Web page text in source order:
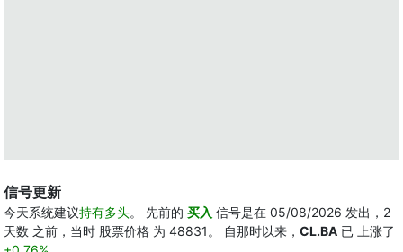
信号更新
今天系统建议持有多头。 先前的 买入 信号是在 05/08/2026 发出，2
天数 之前，当时 股票价格 为 48831。 自那时以来， CL.BA 已 上涨了